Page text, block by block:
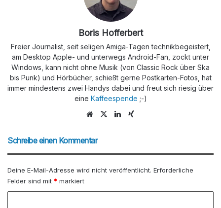
Boris Hofferbert
Freier Journalist, seit seligen Amiga-Tagen technikbegeistert,
am Desktop Apple- und unterwegs Android-Fan, zockt unter
Windows, kann nicht ohne Musik (von Classic Rock über Ska
bis Punk) und Hörbücher, schießt gerne Postkarten-Fotos, hat
immer mindestens zwei Handys dabei und freut sich riesig über
eine Kaffeespende ;-)
Webseite
X LinkedIn
Schreibe einen Kommentar
Deine E-Mail-Adresse wird nicht veröffentlicht. Erforderliche
Felder sind mit * markiert